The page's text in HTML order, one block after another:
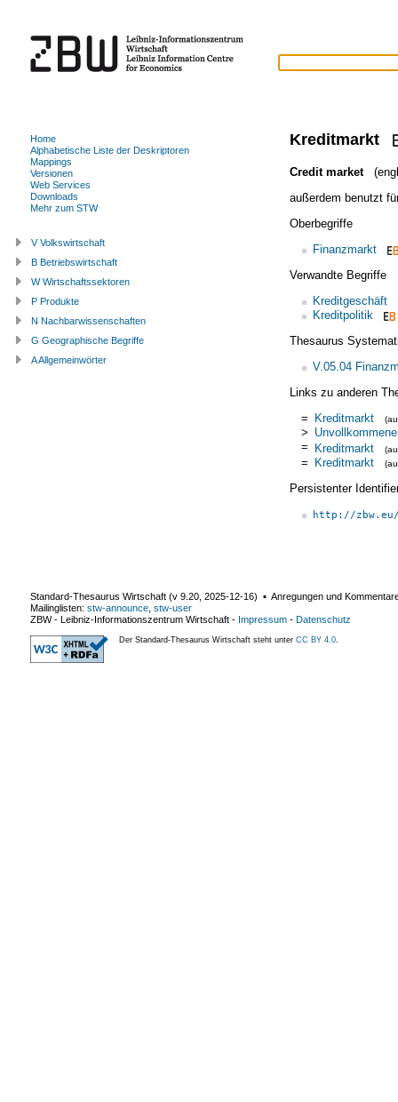
Kreditmarkt
Credit market
außerdem benutzt
Oberbegriffe
Finanzmarkt
Verwandte Begriffe
Kreditgeschäft
Kreditpolitik
Thesaurus
V.05.04
Links zu anderen
= Kreditmarkt
>
= Kreditmarkt
= Kreditmarkt
Persistenter
http://
Home
Alphabetische Liste der Deskriptoren
Mappings
Versionen
Web Services
Downloads
Mehr zum STW
V Volkswirtschaft
B Betriebswirtschaft
W Wirtschaftssektoren
P Produkte
N Nachbarwissenschaften
G Geographische Begriffe
A Allgemeinwörter
Standard-Thesaurus Wirtschaft (v 9.20 2025-12-16) ▪ Anregungen und
Mailinglisten: stw-announce stw-user
ZBW - Leibniz-Informationszentrum Wirtschaft - Impressum - Datenschutz
Der Standard-Thesaurus Wirtschaft steht unter CC BY 4.0